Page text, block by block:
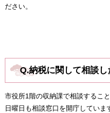
ださい。​
Q.納税に関して相談し
市役所1階の収納課で相談するこ
日曜日も相談窓口を開庁していま